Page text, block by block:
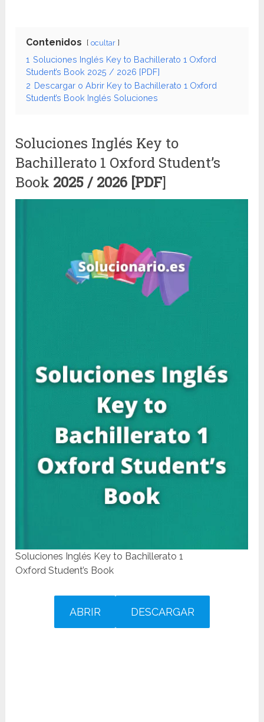
Contenidos ocultar
1 Soluciones Inglés Key to Bachillerato 1 Oxford
Student’s Book 2025 / 2026 [PDF]
2 Descargar o Abrir Key to Bachillerato 1 Oxford
Student’s Book Inglés Soluciones
Soluciones Inglés Key to
Bachillerato 1 Oxford Student’s
Book 2025 / 2026 [PDF]
Soluciones Inglés Key to Bachillerato 1
Oxford Student’s Book
ABRIR DESCARGAR